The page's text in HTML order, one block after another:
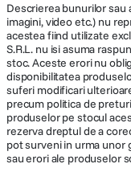
Diametru
maxim
Lungime
Greutate
DETALII
Descrierea bunurilor
imagini, video etc.) nu
acestea fiind utilizate
S.R.L. nu isi asuma
stoc. Aceste erori nu
disponibilitatea
suferi modificari
precum politica de
produselor pe stocul
rezerva dreptul de a
pot surveni in urma unor
sau erori ale produselor